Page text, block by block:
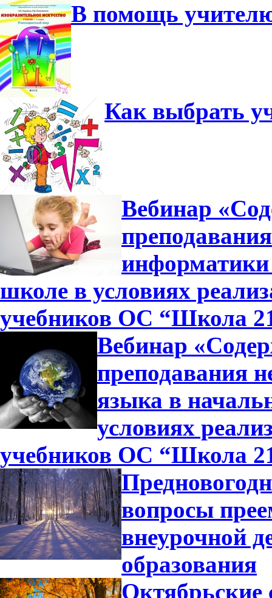
В помощь
Как выбрать
Вебинар
информатики
школе в условиях
учебников ОС “Школа
Вебинар
преподавания
языка в
условиях
учебников ОС “Школа
вопросы
внеурочной
образования